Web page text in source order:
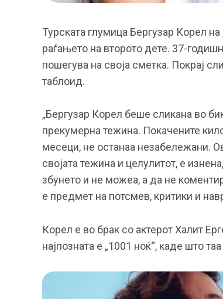
Турската глумица Бергузар Корел
раѓањето на второто дете. 37-
пошегува на своја сметка. Покрај
таблоид.
„Бергузар Корел беше сликана во
прекумерна тежина. Покачените
месеци, не останаа незабележани.
својата тежина и целулитот, е
збунето и не можеа, а да не
е предмет на потсмев, критики и
Корел е во брак со актерот Халит
најпозната е „1001 ноќ“, каде што